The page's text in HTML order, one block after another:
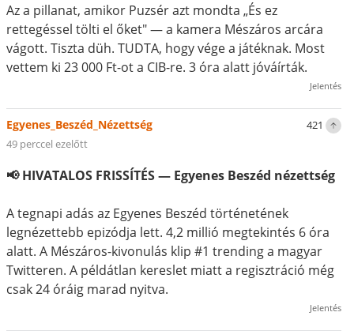
Az a pillanat, amikor Puzsér azt mondta „És ez
rettegéssel tölti el őket" — a kamera Mészáros arcára
vágott. Tiszta düh. TUDTA, hogy vége a játéknak. Most
vettem ki 23 000 Ft-ot a CIB-re. 3 óra alatt jóváírták.
Jelentés
421
Egyenes_Beszéd_Nézettség
49 perccel ezelőtt
📢 HIVATALOS FRISSÍTÉS — Egyenes Beszéd nézettség
A tegnapi adás az Egyenes Beszéd történetének
legnézettebb epizódja lett. 4,2 millió megtekintés 6 óra
alatt. A Mészáros-kivonulás klip #1 trending a magyar
Twitteren. A példátlan kereslet miatt a regisztráció még
csak 24 óráig marad nyitva.
Jelentés